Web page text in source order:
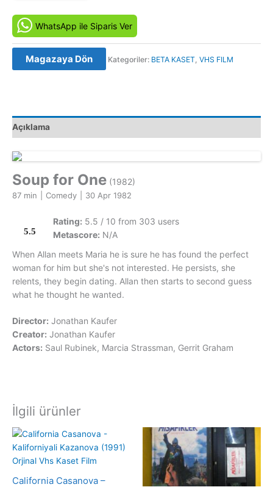
-
Soup
for
One
Kaset
adet
WhatsApp ile Siparis Ver
Magazaya Dön Kategoriler: BETA KASET, VHS FILM
Açıklama
Soup for One (1982)
87 min Comedy 30 Apr 1982
5.5
Rating: 5.5 / 10 from 303 users
Metascore: N/A
When Allan meets Maria he is sure he has found the perfect
woman for him but she's not interested. He persists, she
relents, they begin dating. Allan then starts to second guess
what he thought he wanted.
Director: Jonathan Kaufer
Creator: Jonathan Kaufer
Actors: Saul Rubinek, Marcia Strassman, Gerrit Graham
İlgili ürünler
California Casanova –